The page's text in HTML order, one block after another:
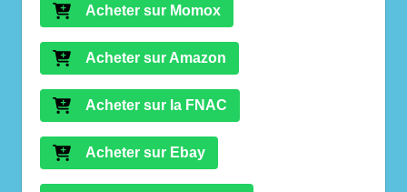
Acheter sur Momox
Acheter sur Amazon
Acheter sur la FNAC
Acheter sur Ebay